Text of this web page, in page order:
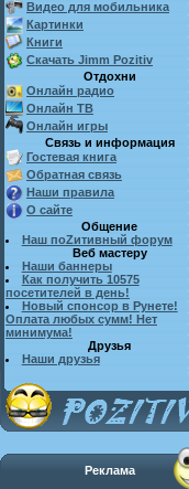
Видео для мобильника
Картинки
Книги
Скачать Jimm Pozitiv
Отдохни
Онлайн радио
Онлайн ТВ
Онлайн игры
Связь и информация
Гостевая книга
Обратная связь
Наши правила
О сайте
Общение
Наш поZитивный форум
Веб мастеру
Наши баннеры
Как получить 10575
посетителей в день!
Новый спонсор в Рунете!
Оплата любых сумм! Нет
минимума!
Друзья
Наши друзья
Реклама